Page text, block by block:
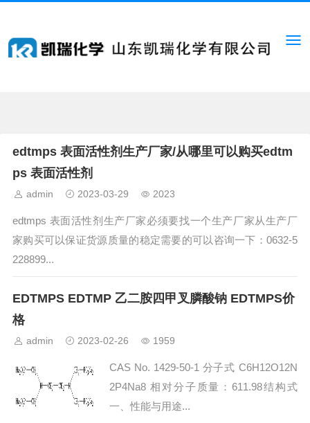
edtmps 表面活性剂生产厂家/从哪里可以购买edtm
ps 表面活性剂
admin 2023-03-29 2023
edtmps 表面活性剂生产厂家必须要找一个生产厂家从生产厂
家购买可以保证货源质量的稳定需要的可以咨询一下：0632-5
228899...
EDTMPS EDTMP 乙二胺四甲叉膦酸钠 EDTMPS价
格
admin 2023-02-26 1959
CAS No. 1429-50-1 分子式 C6H12O12N
2P4Na8 相对分子质量：611.98结构式
一、性能与用途...